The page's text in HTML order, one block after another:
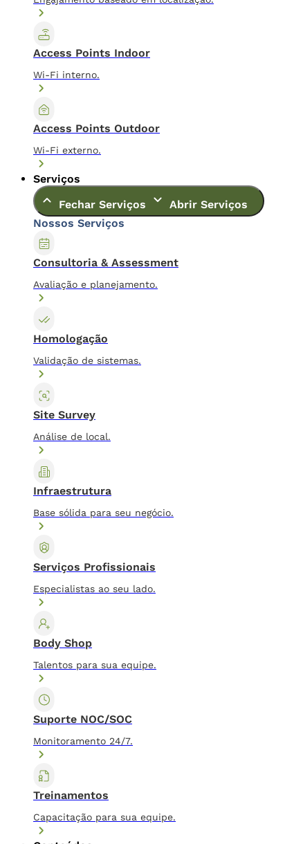
Access Points Indoor
Wi-Fi interno.
Access Points Outdoor
Wi-Fi externo.
Serviços
Fechar Serviços
Abrir Serviços
Nossos Serviços
Consultoria & Assessment
Avaliação e planejamento.
Homologação
Validação de sistemas.
Site Survey
Análise de local.
Infraestrutura
Base sólida para seu negócio.
Serviços Profissionais
Especialistas ao seu lado.
Body Shop
Talentos para sua equipe.
Suporte NOC/SOC
Monitoramento 24/7.
Treinamentos
Capacitação para sua equipe.